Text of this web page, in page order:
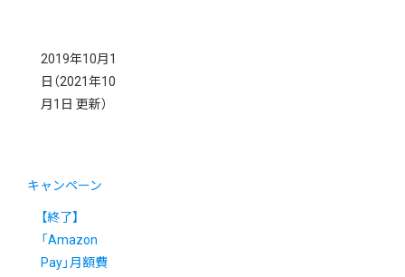
2019年10月1
日 （2021年10
月1日 更新）
キャンペーン
【終了】
「Amazon
Pay」月額費